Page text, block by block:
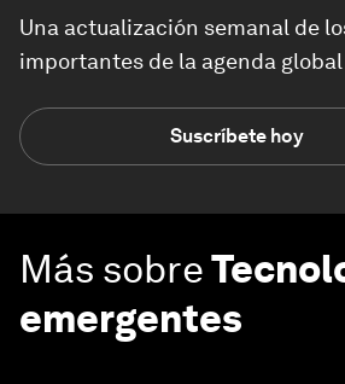
Una actualización semanal de
importantes de la agenda global
Suscríbete hoy
Más sobre
emergentes